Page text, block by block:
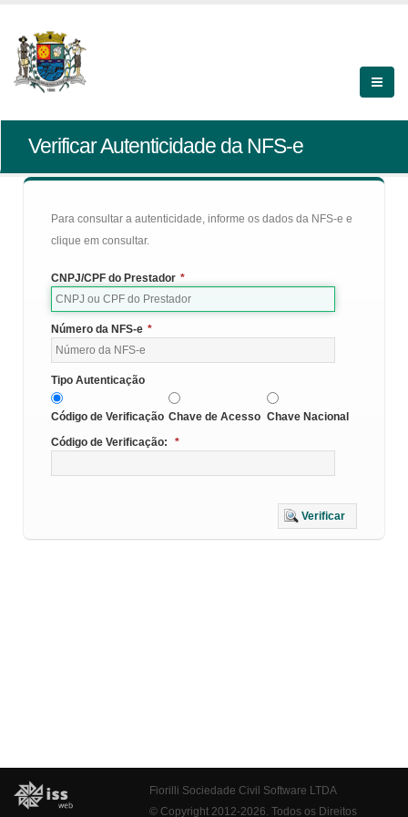
Verificar Autenticidade da NFS-e
Para consultar a autenticidade, informe os dados da NFS-e e
clique em consultar.
CNPJ/CPF do Prestador *
Número da NFS-e *
Tipo Autenticação
Código de Verificação Chave de Acesso Chave Nacional
Código de Verificação:
*
Verificar
Fiorilli Sociedade Civil Software LTDA
© Copyright 2012-2026. Todos os Direitos